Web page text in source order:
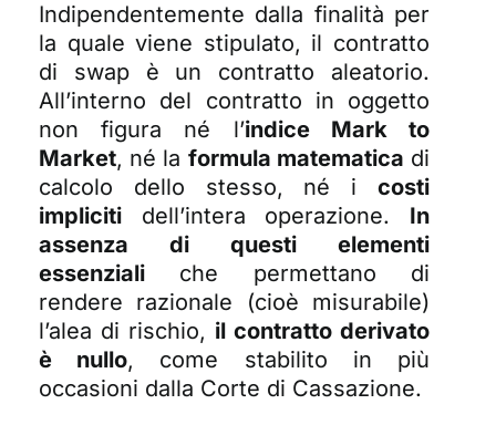
Indipendentemente dalla finalità per
la quale viene stipulato, il contratto
di swap è un contratto aleatorio.
All’interno del contratto in oggetto
non figura né l’indice Mark to
Market, né la formula matematica di
calcolo dello stesso, né icosti
implicitidell’intera operazione. In
assenza di questi elementi
essenzialiche permettano di
rendere razionale (cioè misurabile)
l’alea di rischio, il contratto derivato
è nullo, come stabilito in più
occasioni dalla Corte di Cassazione.